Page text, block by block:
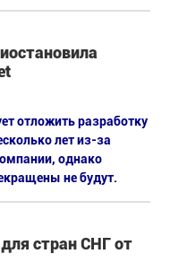
отложить разработку
лет из-за
однако
не будут.
стран СНГ от